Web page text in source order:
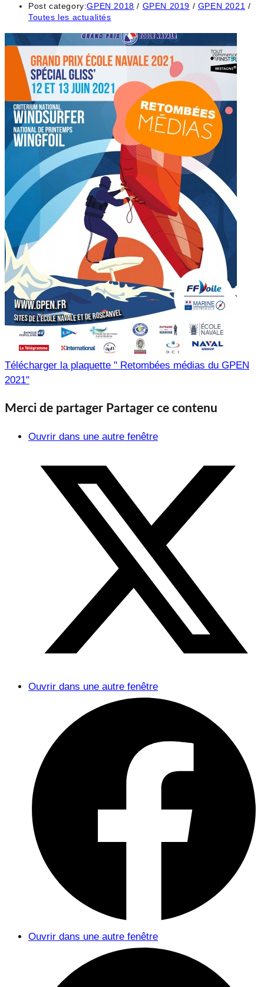
Post category:GPEN 2018 / GPEN 2019 / GPEN 2021 /
Toutes les actualités
Télécharger la plaquette " Retombées médias du GPEN
2021"
Merci de partager Partager ce contenu
Ouvrir dans une autre fenêtre
Ouvrir dans une autre fenêtre
Ouvrir dans une autre fenêtre